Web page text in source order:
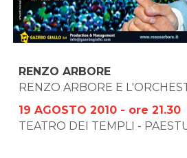
RENZO ARBORE
RENZO ARBORE E
19 AGOSTO 2010 - ore 21.30
TEATRO DEI TEMPLI -